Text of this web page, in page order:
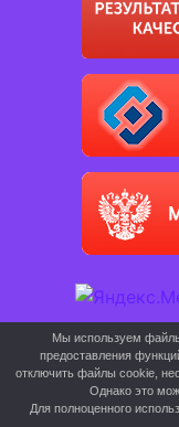
Мы используем файлы
предоставления
отключить файлы cookie,
Однако это
Для полноценного